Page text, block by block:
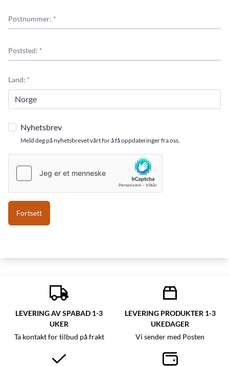
Postnummer: *
Poststed: *
Land: *
Nyhetsbrev
Meld deg på nyhetsbrevet vårt for å få oppdateringer fra oss.
LEVERING AV SPABAD 1-3
UKER
Ta kontakt for tilbud på frakt
LEVERING PRODUKTER 1-3
UKEDAGER
Vi sender med Posten